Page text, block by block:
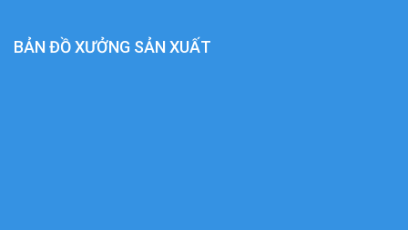
BẢN ĐỒ XƯỞNG SẢN XUẤT